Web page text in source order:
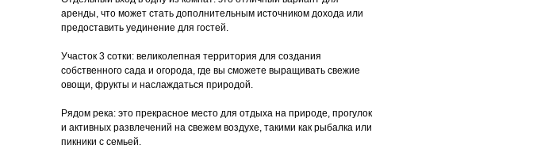
аренды, что может стать дополнительным источником дохода или
предоставить уединение для гостей.
Участок 3 сотки: великолепная территория для создания
собственного сада и огорода, где вы сможете выращивать свежие
овощи, фрукты и наслаждаться природой.
Рядом река: это прекрасное место для отдыха на природе, прогулок
и активных развлечений на свежем воздухе, такими как рыбалка или
пикники с семьей.